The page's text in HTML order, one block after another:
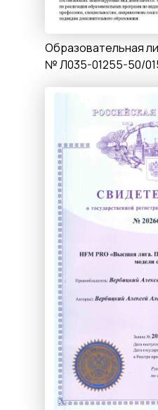
Образовательная
№ Л035-01255-50/